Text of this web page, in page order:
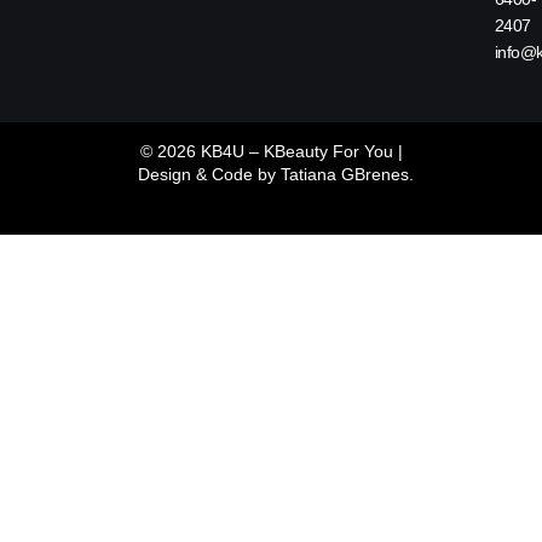
2407
© 2026 KB4U – KBeauty For You |
Design & Code by Tatiana GBrenes.